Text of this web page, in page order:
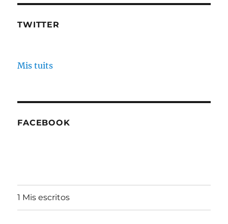
TWITTER
Mis tuits
FACEBOOK
1 Mis escritos